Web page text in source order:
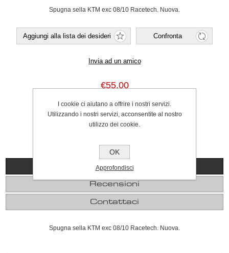
Spugna sella KTM exc 08/10 Racetech. Nuova.
€55,00
Panoramica
Recensioni
Contattaci
Spugna sella KTM exc 08/10 Racetech. Nuova.
I cookie ci aiutano a offrire i nostri servizi.
Utilizzando i nostri servizi, acconsentite al nostro
utilizzo dei cookie.
OK
Approfondisci